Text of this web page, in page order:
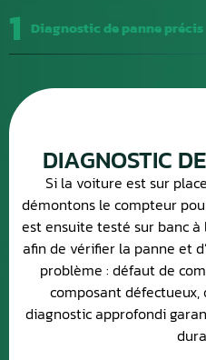
1 Diagnostic de panne précis
DIAGNOSTIC
Si la voiture est sur
démontons le compteur
est ensuite testé sur banc à
afin de vérifier la panne et
problème : défaut de
composant
diagnostic approfondi